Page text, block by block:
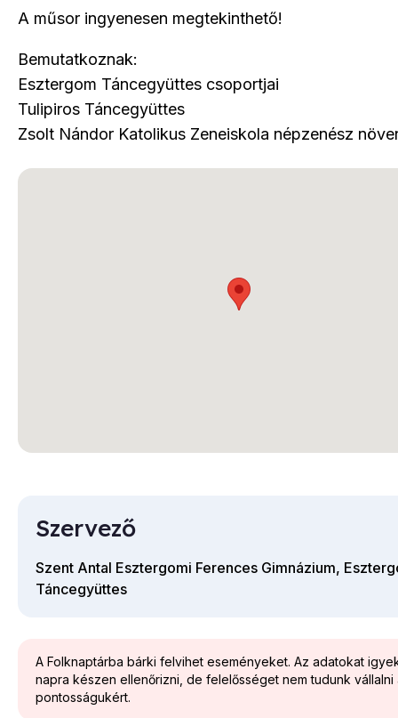
A műsor ingyenesen megtekinthető!
Bemutatkoznak:
Esztergom Táncegyüttes csoportjai
Tulipiros Táncegyüttes
Zsolt Nándor Katolikus Zeneiskola népzenész
A Folknaptárba bárki felvihet eseményeket. Az adatokat
napra készen ellenőrizni, de felelősséget nem tudunk vállalni
pontosságukért.
Szervező
Szent Antal Esztergomi Ferences Gimnázium,
Táncegyüttes